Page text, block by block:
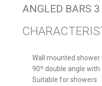
ANGLED BARS 3
Wall mounted shower
90º double angle with
Suitable for showers